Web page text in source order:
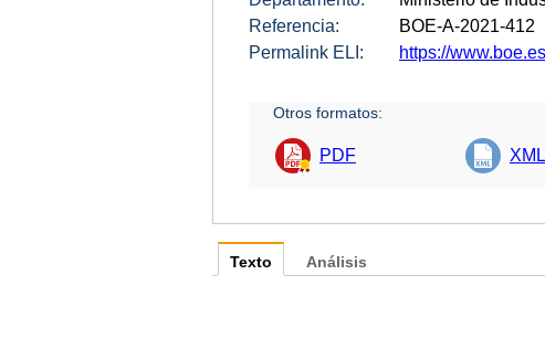
Referencia:
BOE-A-2021-412
Permalink ELI:
https://
Otros formatos:
PDF XML
Texto Análisis